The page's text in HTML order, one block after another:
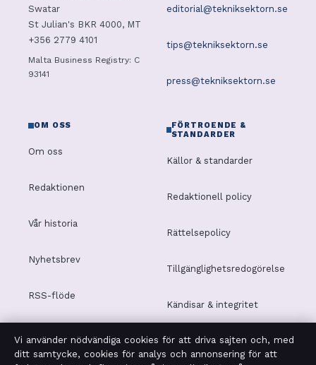
Swatar
St Julian's BKR 4000, MT
+356 2779 4101
Malta Business Registry: C
93141
editorial@tekniksektorn.se
tips@tekniksektorn.se
press@tekniksektorn.se
OM OSS
Om oss
Redaktionen
Vår historia
Nyhetsbrev
RSS-flöde
FÖRTROENDE &
STANDARDER
Källor & standarder
Redaktionell policy
Rättelsepolicy
Tillgänglighetsredogörelse
Kändisar & integritet
Integritetspolicy
Vi använder nödvändiga cookies för att driva sajten och, med
ditt samtycke, cookies för analys och annonsering för att